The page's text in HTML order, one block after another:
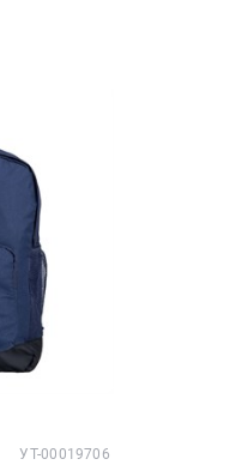
УТ-00019706